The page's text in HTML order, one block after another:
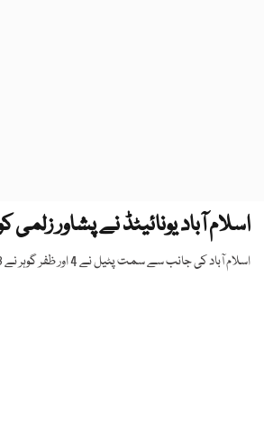
اسلام آباد یونائیٹڈ نے پشاور
اسلام آباد کی جانب سے سمت پٹیل نے 4 اور ظفر گوہر نے 3 وکٹیں حاصل کیں۔